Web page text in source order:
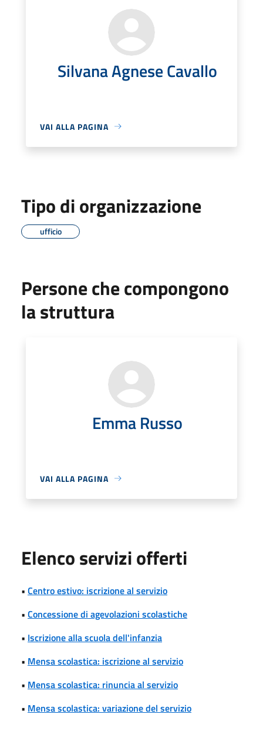
Silvana Agnese Cavallo
VAI ALLA PAGINA
Tipo di organizzazione
ufficio
Persone che compongono
la struttura
Emma Russo
VAI ALLA PAGINA
Elenco servizi offerti
• Centro estivo: iscrizione al servizio
• Concessione di agevolazioni scolastiche
• Iscrizione alla scuola dell'infanzia
• Mensa scolastica: iscrizione al servizio
• Mensa scolastica: rinuncia al servizio
• Mensa scolastica: variazione del servizio